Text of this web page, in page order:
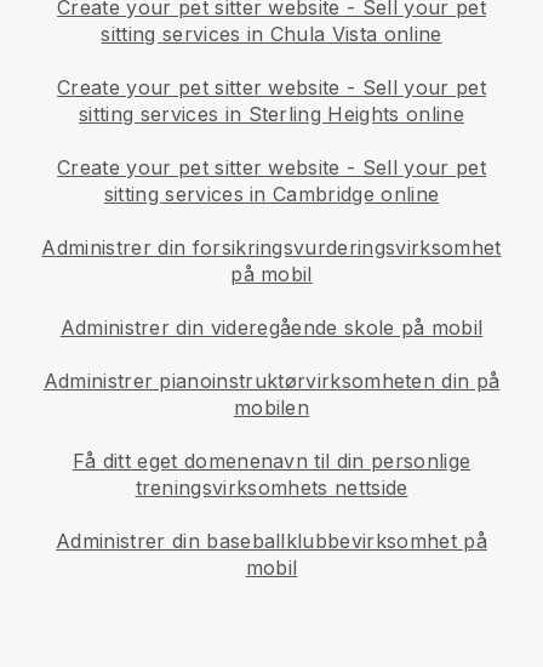
Create your pet sitter website - Sell your pet
sitting services in Chula Vista online
Create your pet sitter website - Sell your pet
sitting services in Sterling Heights online
Create your pet sitter website - Sell your pet
sitting services in Cambridge online
Administrer din forsikringsvurderingsvirksomhet
på mobil
Administrer din videregående skole på mobil
Administrer pianoinstruktørvirksomheten din på
mobilen
Få ditt eget domenenavn til din personlige
treningsvirksomhets nettside
Administrer din baseballklubbevirksomhet på
mobil